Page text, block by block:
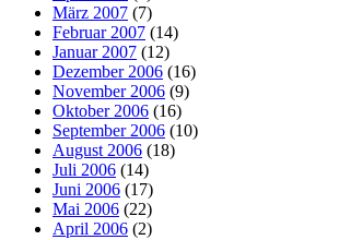
März 2007 (7)
Februar 2007 (14)
Januar 2007 (12)
Dezember 2006 (16)
November 2006 (9)
Oktober 2006 (16)
September 2006 (10)
August 2006 (18)
Juli 2006 (14)
Juni 2006 (17)
Mai 2006 (22)
April 2006 (2)